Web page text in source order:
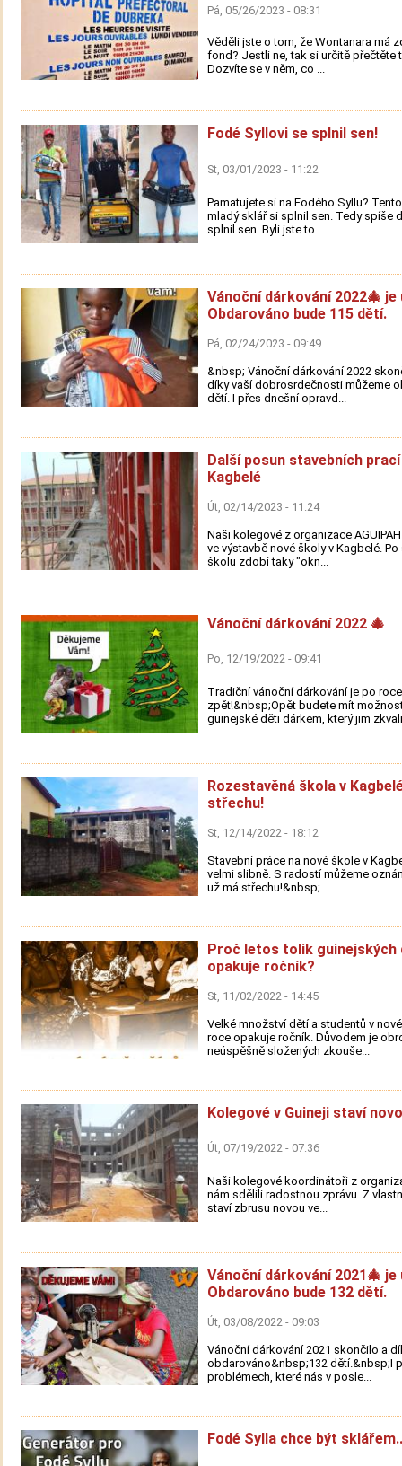
Pá, 05/26/2023 - 08:31
Věděli jste o tom, že Wontanara má
fond? Jestli ne, tak si určitě přečtěte
Dozvíte se v něm, co ...
Fodé Syllovi se splnil sen!
St, 03/01/2023 - 11:22
Pamatujete si na Fodého Syllu?
mladý sklář si splnil sen. Tedy spíše
splnil sen. Byli jste to ...
Vánoční dárkování 2022🎄 je
Obdarováno bude 115 dětí.
Pá, 02/24/2023 - 09:49
&nbsp; Vánoční dárkování 2022
díky vaší dobrosrdečnosti můžeme
dětí. I přes dnešní opravd...
Další posun stavebních
Kagbelé
Út, 02/14/2023 - 11:24
Naši kolegové z organizace
ve výstavbě nové školy v Kagbelé. Po
školu zdobí taky "okn...
Vánoční dárkování 2022 🎄
Po, 12/19/2022 - 09:41
Tradiční vánoční dárkování je po roce
zpět!&nbsp;Opět budete mít
guinejské děti dárkem, který jim
Rozestavěná škola v
střechu!
St, 12/14/2022 - 18:12
Stavební práce na nové škole v
velmi slibně. S radostí můžeme
už má střechu!&nbsp; ...
Proč letos tolik guinejských
opakuje ročník?
St, 11/02/2022 - 14:45
Velké množství dětí a studentů v
roce opakuje ročník. Důvodem je
neúspěšně složených zkouše...
Kolegové v Guineji staví
Út, 07/19/2022 - 07:36
Naši kolegové koordinátoři z
nám sdělili radostnou zprávu. Z
staví zbrusu novou ve...
Vánoční dárkování 2021🎄 je
Obdarováno bude 132 dětí.
Út, 03/08/2022 - 09:03
Vánoční dárkování 2021 skončilo a
obdarováno&nbsp;132 dětí.&nbsp;I
problémech, které nás v posle...
Fodé Sylla chce být